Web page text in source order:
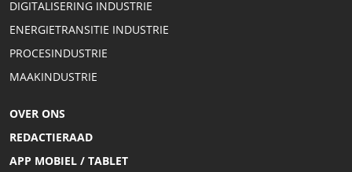
DIGITALISERING INDUSTRIE
ENERGIETRANSITIE INDUSTRIE
PROCESINDUSTRIE
MAAKINDUSTRIE
OVER ONS
REDACTIERAAD
APP MOBIEL / TABLET